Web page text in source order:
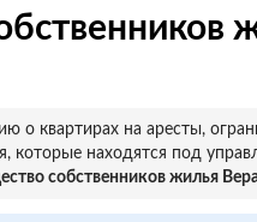
о квартирах на аресты,
которые находятся под
собственников жилья